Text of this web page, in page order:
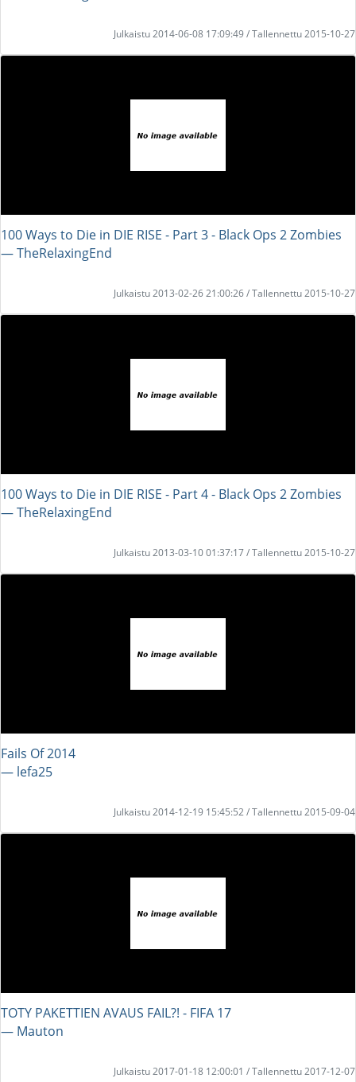
Julkaistu 2014-06-08 17:09:49 / Tallennettu 2015-10-27
100 Ways to Die in DIE RISE - Part 3 - Black Ops 2 Zombies
― TheRelaxingEnd
Julkaistu 2013-02-26 21:00:26 / Tallennettu 2015-10-27
100 Ways to Die in DIE RISE - Part 4 - Black Ops 2 Zombies
― TheRelaxingEnd
Julkaistu 2013-03-10 01:37:17 / Tallennettu 2015-10-27
Fails Of 2014
― lefa25
Julkaistu 2014-12-19 15:45:52 / Tallennettu 2015-09-04
TOTY PAKETTIEN AVAUS FAIL?! - FIFA 17
― Mauton
Julkaistu 2017-01-18 12:00:01 / Tallennettu 2017-12-07